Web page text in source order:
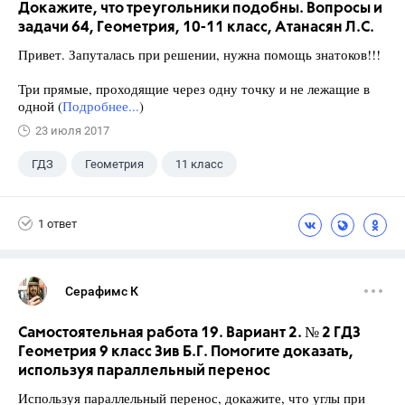
Докажите, что треугольники подобны. Вопросы и
задачи 64, Геометрия, 10-11 класс, Атанасян Л.С.
Привет. Запуталась при решении, нужна помощь знатоков!!!
Три прямые, проходящие через одну точку и не лежащие в
одной (Подробнее...)
23 июля 2017
ГДЗ Геометрия 11 класс
1 ответ
Серафимс К
Самостоятельная работа 19. Вариант 2. № 2 ГДЗ
Геометрия 9 класс Зив Б.Г. Помогите доказать,
используя параллельный перенос
Используя параллельный перенос, докажите, что углы при